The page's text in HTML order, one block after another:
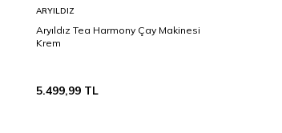
ARYILDIZ
Aryıldız Tea Harmony Çay Makinesi
Krem
5.499,99 TL